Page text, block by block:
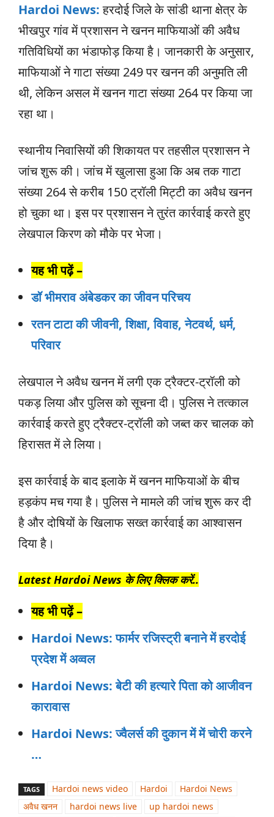
Hardoi News:हरदोई जिले के सांडी थाना क्षेत्र के
भीखपुर गांव में प्रशासन ने खनन माफियाओं की अवैध
गतिविधियों का भंडाफोड़ किया है। जानकारी के अनुसार,
माफियाओं ने गाटा संख्या 249 पर खनन की अनुमति ली
थी, लेकिन असल में खनन गाटा संख्या 264 पर किया जा
रहा था।
स्थानीय निवासियों की शिकायत पर तहसील प्रशासन ने
जांच शुरू की। जांच में खुलासा हुआ कि अब तक गाटा
संख्या 264 से करीब 150 ट्रॉली मिट्टी का अवैध खनन
हो चुका था। इस पर प्रशासन ने तुरंत कार्रवाई करते हुए
लेखपाल किरण को मौके पर भेजा।
यह भी पढ़ें –
डॉ भीमराव अंबेडकर का जीवन परिचय
रतन टाटा की जीवनी, शिक्षा, विवाह, नेटवर्थ, धर्म,
परिवार
लेखपाल ने अवैध खनन में लगी एक ट्रैक्टर-ट्रॉली को
पकड़ लिया और पुलिस को सूचना दी। पुलिस ने तत्काल
कार्रवाई करते हुए ट्रैक्टर-ट्रॉली को जब्त कर चालक को
हिरासत में ले लिया।
इस कार्रवाई के बाद इलाके में खनन माफियाओं के बीच
हड़कंप मच गया है। पुलिस ने मामले की जांच शुरू कर दी
है और दोषियों के खिलाफ सख्त कार्रवाई का आश्वासन
दिया है।
Latest Hardoi News के लिए क्लिक करें..
यह भी पढ़ें –
Hardoi News: फार्मर रजिस्ट्री बनाने में हरदोई
प्रदेश में अव्वल
Hardoi News: बेटी की हत्यारे पिता को आजीवन
कारावास
Hardoi News: ज्वैलर्स की दुकान में में चोरी करने
…
TAGS Hardoi news video Hardoi
Hardoi News
अवैध खनन
hardoi news live
up hardoi news